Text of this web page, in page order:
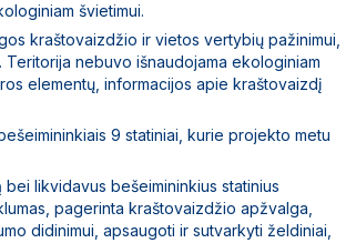
švietimui.
kraštovaizdžio ir vietos vertybių pažinimui,
nebuvo išnaudojama ekologiniam
elementų, informacijos apie kraštovaizdį
9 statiniai, kurie projekto metu
likvidavus bešeimininkius statinius
pagerinta kraštovaizdžio apžvalga,
didinimui, apsaugoti ir sutvarkyti želdiniai,